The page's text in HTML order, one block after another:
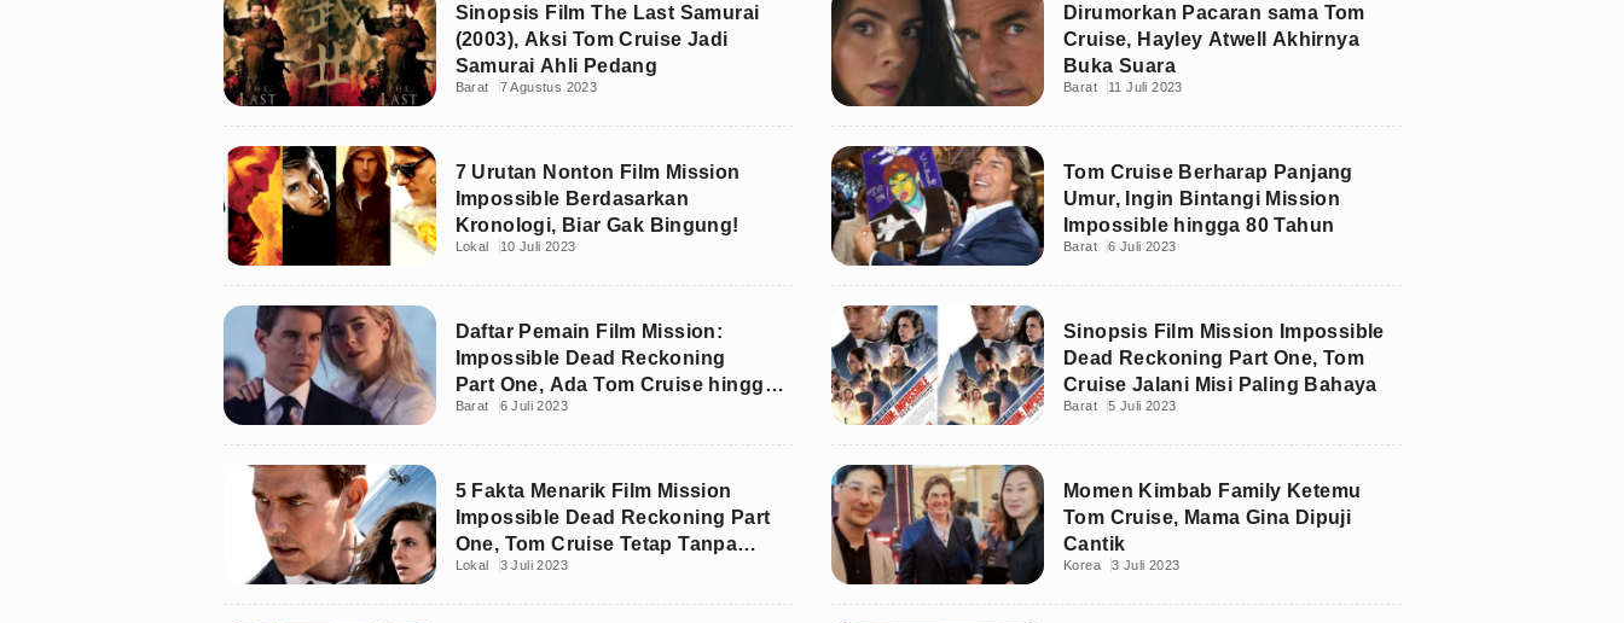
Sinopsis Film The Last Samurai
(2003), Aksi Tom Cruise Jadi
Samurai Ahli Pedang
Barat 7 Agustus 2023
Dirumorkan Pacaran sama Tom
Cruise, Hayley Atwell Akhirnya
Buka Suara
Barat 11 Juli 2023
7 Urutan Nonton Film Mission
Impossible Berdasarkan
Kronologi, Biar Gak Bingung!
Lokal 10 Juli 2023
Tom Cruise Berharap Panjang
Umur, Ingin Bintangi Mission
Impossible hingga 80 Tahun
Barat 6 Juli 2023
Daftar Pemain Film Mission:
Impossible Dead Reckoning
Part One, Ada Tom Cruise hingga
Hayley Atwell
Barat 6 Juli 2023
Sinopsis Film Mission Impossible
Dead Reckoning Part One, Tom
Cruise Jalani Misi Paling Bahaya
Barat 5 Juli 2023
5 Fakta Menarik Film Mission
Impossible Dead Reckoning Part
One, Tom Cruise Tetap Tanpa
Stuntmant!
Lokal 3 Juli 2023
Momen Kimbab Family Ketemu
Tom Cruise, Mama Gina Dipuji
Cantik
Korea 3 Juli 2023